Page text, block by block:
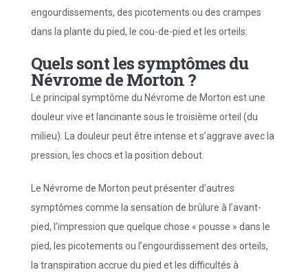
engourdissements, des picotements ou des crampes
dans la plante du pied, le cou-de-pied et les orteils.
Quels sont les symptômes du
Névrome de Morton ?
Le principal symptôme du Névrome de Morton est une
douleur vive et lancinante sous le troisième orteil (du
milieu). La douleur peut être intense et s’aggrave avec la
pression, les chocs et la position debout.
Le Névrome de Morton peut présenter d’autres
symptômes comme la sensation de brûlure à l’avant-
pied, l’impression que quelque chose « pousse » dans le
pied, es picotements ou l’engourdissement des orteils,
la transpiration accrue du pied et l es difficultés à